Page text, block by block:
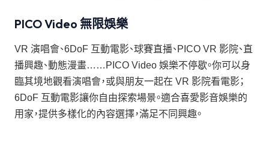
PICO Video 無限娛樂
VR 演唱會、6DoF 互動電影、球賽直播、PICO VR 影院、直
播興趣、動態漫畫……PICO Video 娛樂不停歇。你可以身
臨其境地觀看演唱會，或與朋友一起在 VR 影院看電影；
6DoF 互動電影讓你自由探索場景。適合喜愛影音娛樂的
用家，提供多樣化的內容選擇，滿足不同興趣。